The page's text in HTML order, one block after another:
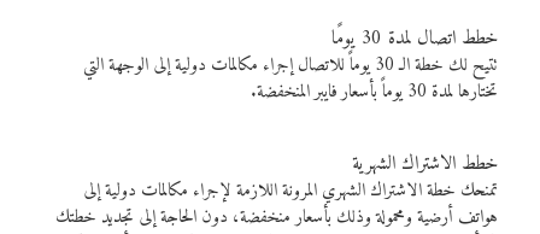
خطط اتصال لمدة 30 يومًا
تتيح لك خطة الـ 30 يوماً للاتصال إجراء مكالمات دولية إلى الوجهة التي
تختارها لمدة 30 يوماً بأسعار فايبر المنخفضة.
خطط الاشتراك الشهرية
تمنحك خطة الاشتراك الشهري المرونة اللازمة لإجراء مكالمات دولية إلى
هواتف أرضية ومحمولة وذلك بأسعار منخفضة، دون الحاجة إلى تجديد خطتك